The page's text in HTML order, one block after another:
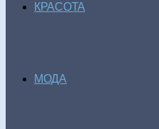
КРАСОТА
МОДА